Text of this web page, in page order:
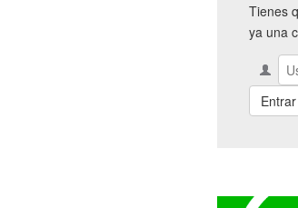
Tienes
ya una